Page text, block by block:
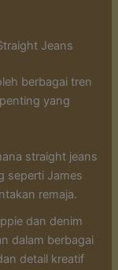
Jeans
berbagai tren
yang
straight jeans
seperti James
remaja.
dan denim
dalam berbagai
detail kreatif